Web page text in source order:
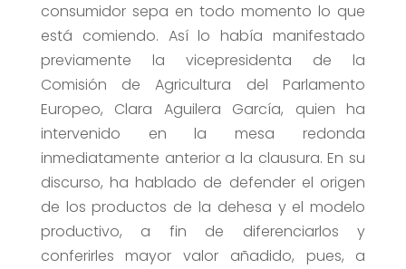
consumidor sepa en todo momento lo que
está comiendo. Así lo había manifestado
previamente la vicepresidenta de la
Comisión de Agricultura del Parlamento
Europeo, Clara Aguilera García, quien ha
intervenido en la mesa redonda
inmediatamente anterior a la clausura. En su
discurso, ha hablado de defender el origen
de los productos de la dehesa y el modelo
productivo, a fin de diferenciarlos y
conferirles mayor valor añadido, pues, a